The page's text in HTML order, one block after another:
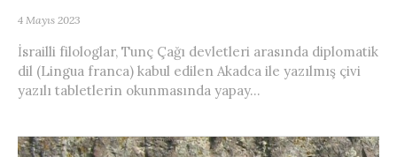
4 Mayıs 2023
İsrailli filologlar, Tunç Çağı devletleri arasında diplomatik
dil (Lingua franca) kabul edilen Akadca ile yazılmış çivi
yazılı tabletlerin okunmasında yapay...